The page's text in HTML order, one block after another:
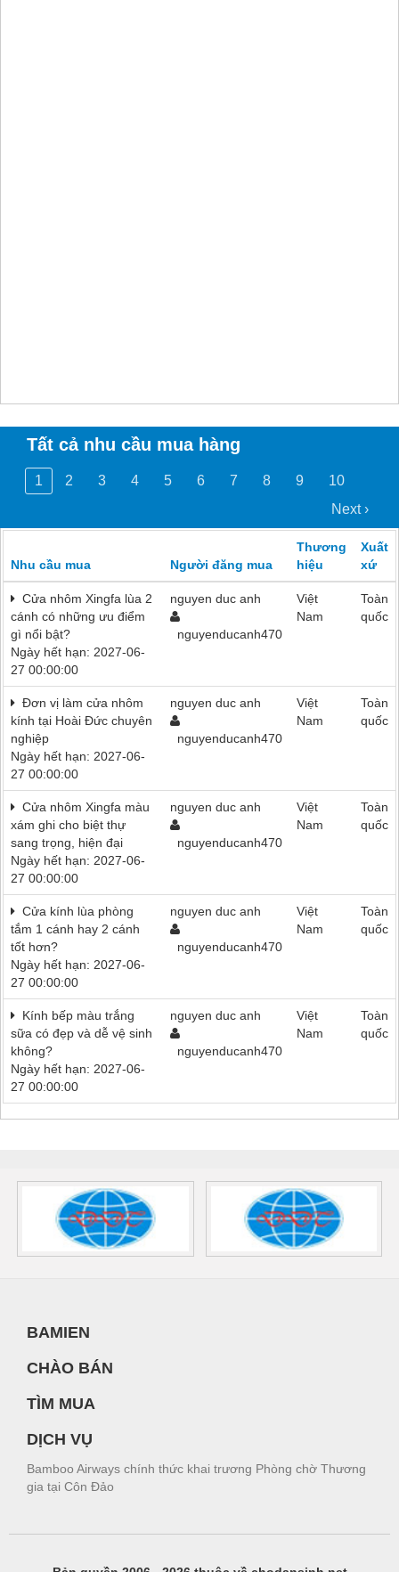
Tất cả nhu cầu mua hàng
1 2 3 4 5 6 7 8 9
10
Next ›
Nhu cầu mua Người đăng mua
Thương
hiệu
Xuất
xứ
Cửa nhôm Xingfa lùa 2
cánh có những ưu điểm
gì nổi bật?
Ngày hết hạn: 2027-06-
27 00:00:00
nguyen duc anh
nguyenducanh470
Việt
Nam
Toàn
quốc
Đơn vị làm cửa nhôm
kính tại Hoài Đức chuyên
nghiệp
Ngày hết hạn: 2027-06-
27 00:00:00
nguyen duc anh
nguyenducanh470
Việt
Nam
Toàn
quốc
Cửa nhôm Xingfa màu
xám ghi cho biệt thự
sang trọng, hiện đại
Ngày hết hạn: 2027-06-
27 00:00:00
nguyen duc anh
nguyenducanh470
Việt
Nam
Toàn
quốc
Cửa kính lùa phòng
tắm 1 cánh hay 2 cánh
tốt hơn?
Ngày hết hạn: 2027-06-
27 00:00:00
nguyen duc anh
nguyenducanh470
Việt
Nam
Toàn
quốc
Kính bếp màu trắng
sữa có đẹp và dễ vệ sinh
không?
Ngày hết hạn: 2027-06-
27 00:00:00
nguyen duc anh
nguyenducanh470
Việt
Nam
Toàn
quốc
BAMIEN
CHÀO BÁN
TÌM MUA
DỊCH VỤ
Bamboo Airways chính thức khai trương Phòng chờ Thương
gia tại Côn Đảo